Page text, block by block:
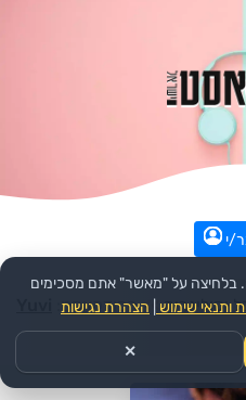
י
וקולינריה >>הפודקאסט:
בלחיצה על "מאשר" אתם מסכימים
ותנאי שימוש הצהרת נגישות
✕